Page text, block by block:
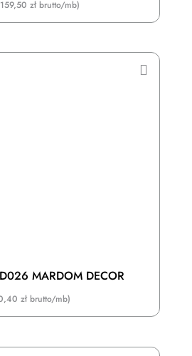
zł brutto/mb)
MARDOM DECOR
zł brutto/mb)